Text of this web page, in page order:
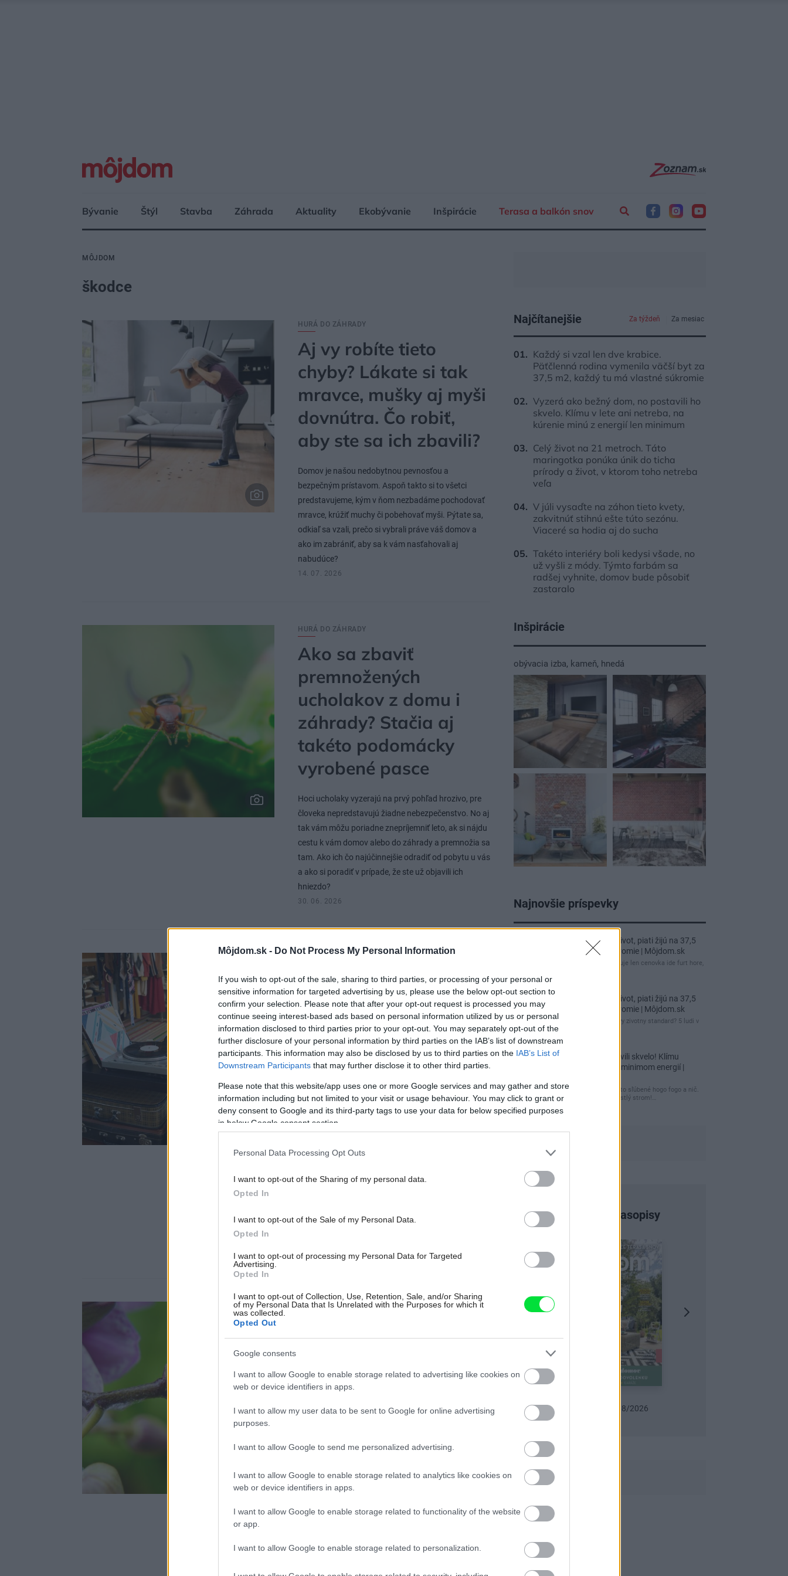
Môjdom.sk - Do Not Process My Personal Information
If you wish to opt-out of the sale, sharing to third parties, or processing of your personal or
sensitive information for targeted advertising by us, please use the below opt-out section to
confirm your selection. Please note that after your opt-out request is processed you may
continue seeing interest-based ads based on personal information utilized by us or personal
information disclosed to third parties prior to your opt-out. You may separately opt-out of the
further disclosure of your personal information by third parties on the IAB’s list of downstream
participants. This information may also be disclosed by us to third parties on the IAB’s List of
Downstream Participants that may further disclose it to other third parties.
Please note that this website/app uses one or more Google services and may gather and store
information including but not limited to your visit or usage behaviour. You may click to grant or
deny consent to Google and its third-party tags to use your data for below specified purposes
in below Google consent section.
Personal Data Processing Opt Outs
I want to opt-out of the Sharing of my personal data.
Opted In
I want to opt-out of the Sale of my Personal Data.
Opted In
I want to opt-out of processing my Personal Data for Targeted
Advertising.
Opted In
I want to opt-out of Collection, Use, Retention, Sale, and/or Sharing
of my Personal Data that Is Unrelated with the Purposes for which it
was collected.
Opted Out
Google consents
I want to allow Google to enable storage related to advertising like cookies on
web or device identifiers in apps.
I want to allow my user data to be sent to Google for online advertising
purposes.
I want to allow Google to send me personalized advertising.
I want to allow Google to enable storage related to analytics like cookies on
web or device identifiers in apps.
I want to allow Google to enable storage related to functionality of the website
or app.
I want to allow Google to enable storage related to personalization.
Bývanie Štýl Stavba Záhrada Aktuality Ekobývanie Inšpirácie Terasa a balkón snov
MÔJDOM
škodce
HURÁ DO ZÁHRADY
Aj vy robíte tieto
chyby? Lákate si tak
mravce, mušky aj myši
dovnútra. Čo robiť,
aby ste sa ich zbavili?
Domov je našou nedobytnou pevnosťou a
bezpečným prístavom. Aspoň takto si to všetci
predstavujeme, kým v ňom nezbadáme pochodovať
mravce, krúžiť muchy či pobehovať myši. Pýtate sa,
odkiaľ sa vzali, prečo si vybrali práve váš domov a
ako im zabrániť, aby sa k vám nasťahovali aj
nabudúce?
14. 07. 2026
HURÁ DO ZÁHRADY
Ako sa zbaviť
premnožených
ucholakov z domu i
záhrady? Stačia aj
takéto podomácky
vyrobené pasce
Hoci ucholaky vyzerajú na prvý pohľad hrozivo, pre
človeka nepredstavujú žiadne nebezpečenstvo. No aj
tak vám môžu poriadne znepríjemniť leto, ak si nájdu
cestu k vám domov alebo do záhrady a premnožia sa
tam. Ako ich čo najúčinnejšie odradiť od pobytu u vás
a ako si poradiť v prípade, že ste už objavili ich
hniezdo?
30. 06. 2026
Prečo by ste mali veci
z druhej ruky nechať v
mrazničke? Zvláštny
trik používajú aj
odborníci v múzeách
Nákupy z druhej ruky sú skvelým spôsobom, ako
domov priniesť jedinečné kúsky s dušou a ešte aj
ušetriť. No spolu so svetrom zo second handu,
materiál a spôsobujú nepríjemný zápach. Na to, aby
ktorý bežne používajú aj múzeá pri ošetrení svojich
ZELEŇ V INTERIÉRI
Zrejme ju napadla
vlnatka. Takto sa jej
zbavíte, nečakajte
však dlho
Objavili ste na izbových rastlinách alebo v skleníku
zvláštny približne trojmilimetrový hmyz, ktorý má na
vás čaká boj s vlnatkou, škodcom z kategórie
spôsobiť poriadne problémy. Ako pred ňou rastliny
Najčítanejšie Za týždeň Za mesiac
Každý si vzal len dve krabice.
Päťčlenná rodina vymenila väčší byt za
37,5 m2, každý tu má vlastné súkromie
Vyzerá ako bežný dom, no postavili ho
skvelo. Klímu v lete ani netreba, na
kúrenie minú z energií len minimum
Celý život na 21 metroch. Táto
maringotka ponúka únik do ticha
prírody a život, v ktorom toho netreba
veľa
V júli vysaďte na záhon tieto kvety,
zakvitnúť stihnú ešte túto sezónu.
Viaceré sa hodia aj do sucha
Takéto interiéry boli kedysi všade, no
už vyšli z módy. Týmto farbám sa
radšej vyhnite, domov bude pôsobiť
zastaralo
Inšpirácie
obývacia izba, kameň, hnedá
Najnovšie príspevky
Re: Rodina zmenila život, piati žijú na 37,5
m2. A každý má súkromie | Môjdom.sk
no k tomuto to cele smeruje len cenovka ide furt hore,
Re: Rodina zmenila život, piati žijú na 37,5
m2. A každý má súkromie | Môjdom.sk
A tymto sa prezentuje novy zivotny standard? 5 ludi v
byte 37,5 m2 a este…
Re: Tento dom postavili skvelo! Klímu
netreba, kúriť stačí s minimom energií |
tuctový barák, čakal som to sľúbené hogo fogo a nič.
Záhrada nuda, žiadny vzrastlý strom!…
Najnovšie časopisy
Môj dom 07-08/2026 Urob si sám 6/2026
Môj dom Špeciál 02/2026